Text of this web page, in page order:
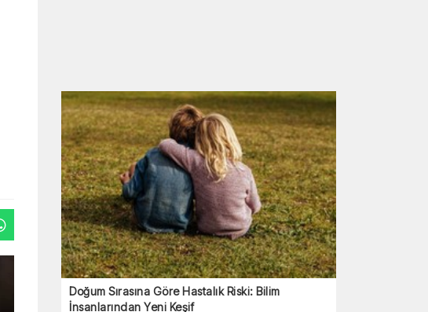
Doğum Sırasına Göre Hastalık Riski: Bilim
İnsanlarından Yeni Keşif